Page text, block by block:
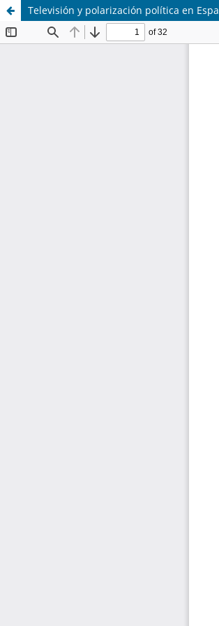
Televisión y polarización política en